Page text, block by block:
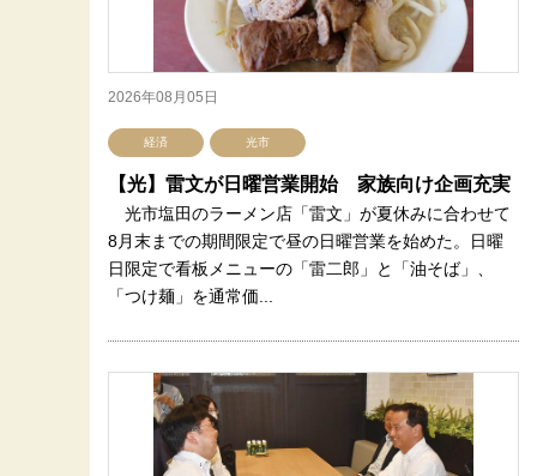
2026年08月05日
経済 光市
【光】雷文が日曜営業開始 家族向け企画充実
光市塩田のラーメン店「雷文」が夏休みに合わせて
8月末までの期間限定で昼の日曜営業を始めた。日曜
日限定で看板メニューの「雷二郎」と「油そば」、
「つけ麺」を通常価...